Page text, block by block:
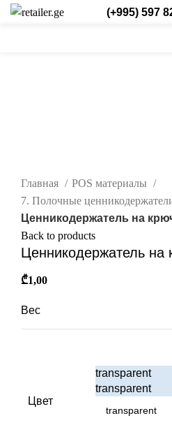
(+995) 597
Главная
POS материалы
7. Полочные
Ценникодержатель на
Back to products
Ценникодержатель на
₾1,00
Вес
Цвет
transparent
transparent